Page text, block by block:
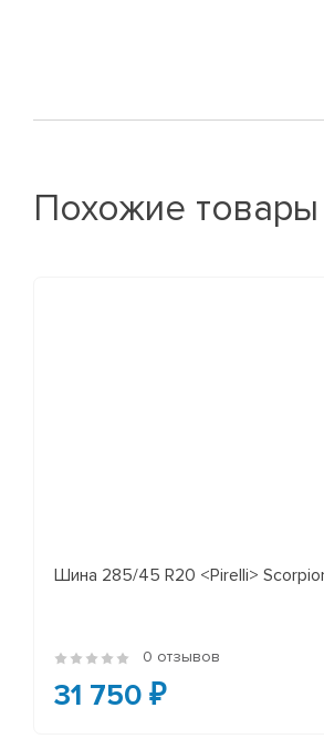
Похожие товары
Шина 285/45 R20 <Pirelli>
0 отзывов
31 750 ₽